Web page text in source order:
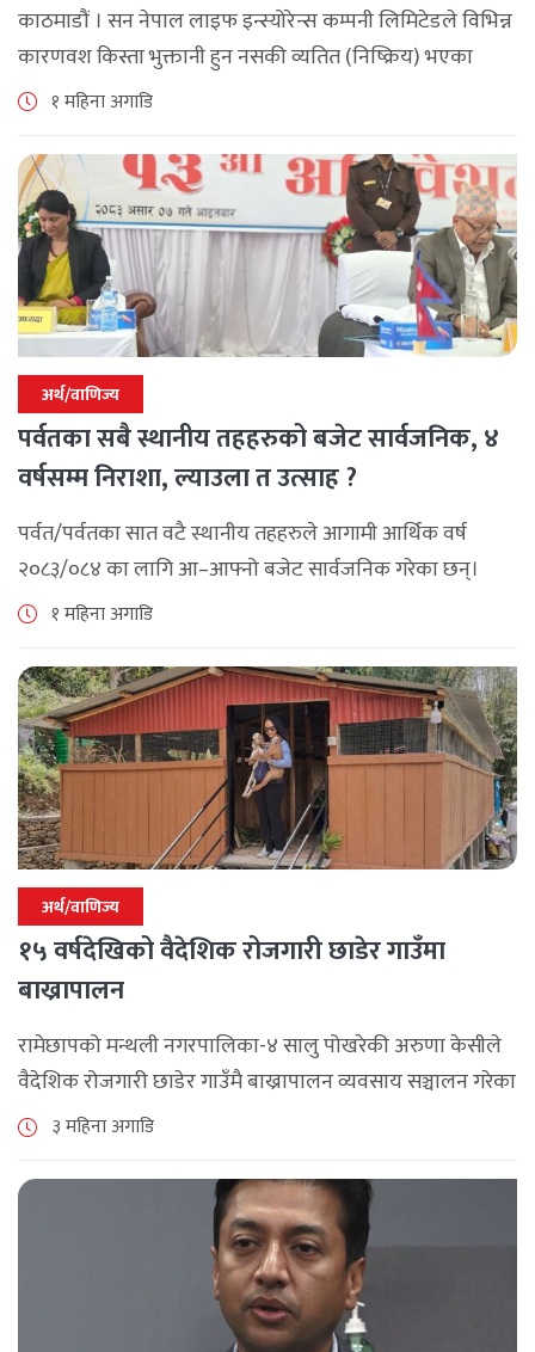
काठमाडौं । सन नेपाल लाइफ इन्स्योरेन्स कम्पनी लिमिटेडले विभिन्न
कारणवश किस्ता भुक्तानी हुन नसकी व्यतित (निष्क्रिय) भएका
बीमालेख पुनर्जागरण गर्दा लाग्ने शतप्रतिशत विलम्ब शुल्क (ब्याज)
१ महिना अगाडि
अर्थ/वाणिज्य
पर्वतका सबै स्थानीय तहहरुको बजेट सार्वजनिक, ४
वर्षसम्म निराशा, ल्याउला त उत्साह ?
पर्वत/पर्वतका सात वटै स्थानीय तहहरुले आगामी आर्थिक वर्ष
२०८३/०८४ का लागि आ–आफ्नो बजेट सार्वजनिक गरेका छन्।
२०७९ सालमा निर्वाचित भएपछि आएका जनप्रतिनिधीले ल्याएको
१ महिना अगाडि
अर्थ/वाणिज्य
१५ वर्षदेखिको वैदेशिक रोजगारी छाडेर गाउँमा
बाख्रापालन
रामेछापको मन्थली नगरपालिका-४ सालु पोखरेकी अरुणा केसीले
वैदेशिक रोजगारी छाडेर गाउँमै बाख्रापालन व्यवसाय सञ्चालन गरेका
छन् । चार वर्ष बेलायत र ११ वर्ष दुबई र कतारमा रोजगारीमा गरेकी
३ महिना अगाडि